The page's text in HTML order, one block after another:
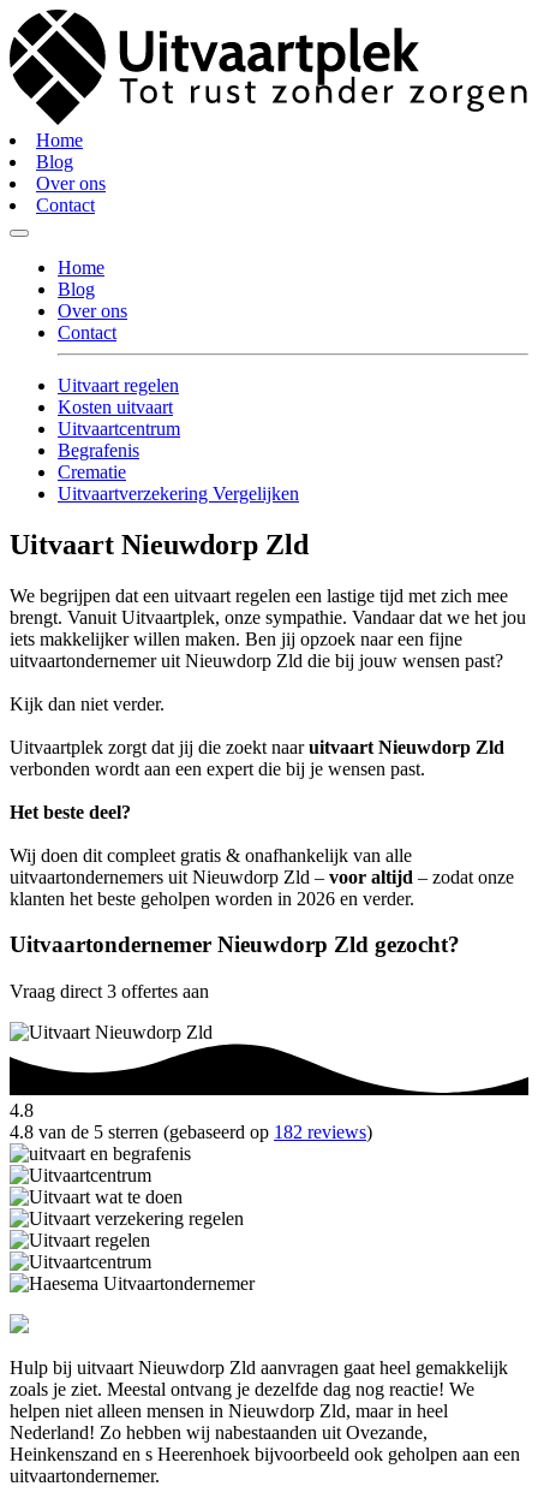
Home
Blog
Over ons
Contact
Home
Blog
Over ons
Contact
Uitvaart regelen
Kosten uitvaart
Uitvaartcentrum
Begrafenis
Crematie
Uitvaartverzekering Vergelijken
Uitvaart Nieuwdorp Zld
We begrijpen dat een uitvaart regelen een lastige tijd met zich mee
brengt. Vanuit Uitvaartplek, onze sympathie. Vandaar dat we het jou
iets makkelijker willen maken. Ben jij opzoek naar een fijne
uitvaartondernemer uit Nieuwdorp Zld die bij jouw wensen past?
Kijk dan niet verder.
Uitvaartplek zorgt dat jij die zoekt naaruitvaart Nieuwdorp Zld
verbonden wordt aan een expert die bij je wensen past.
Het beste deel?
Wij doen dit compleet gratis & onafhankelijk van alle
uitvaartondernemers uit Nieuwdorp Zld – voor altijd – zodat onze
klanten het beste geholpen worden in 2026 en verder.
Uitvaartondernemer Nieuwdorp Zld gezocht?
Vraag direct 3 offertes aan
4.8
4.8 van de 5 sterren (gebaseerd op 182 reviews)
Hulp bij uitvaart Nieuwdorp Zld aanvragen gaat heel gemakkelijk
zoals je ziet. Meestal ontvang je dezelfde dag nog reactie! We
helpen niet alleen mensen in Nieuwdorp Zld, maar in heel
Nederland! Zo hebben wij nabestaanden uit Ovezande,
Heinkenszand en s Heerenhoek bijvoorbeeld ook geholpen aan een
uitvaartondernemer.